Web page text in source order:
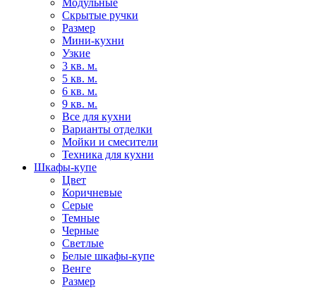
Модульные
Скрытые ручки
Размер
Мини-кухни
Узкие
3 кв. м.
5 кв. м.
6 кв. м.
9 кв. м.
Все для кухни
Варианты отделки
Мойки и смесители
Техника для кухни
Шкафы-купе
Цвет
Коричневые
Серые
Темные
Черные
Светлые
Белые шкафы-купе
Венге
Размер